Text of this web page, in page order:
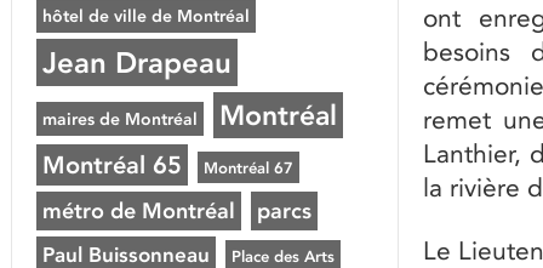
ont
besoins
remet
Lanthier,
la rivière
Le
hôtel de ville de Montréal
Jean Drapeau
maires de Montréal Montréal
Montréal 65 Montréal 67
métro de Montréal parcs
Paul Buissonneau Place des Arts